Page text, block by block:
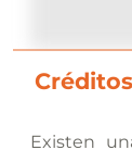
Existen